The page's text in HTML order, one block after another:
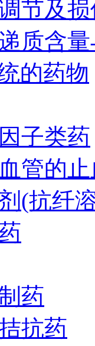
节及
质含
的药物
子类药
管的
(抗纤
药
抗药